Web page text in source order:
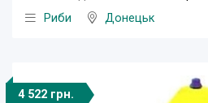
Риби
Донецьк
4 522 грн.